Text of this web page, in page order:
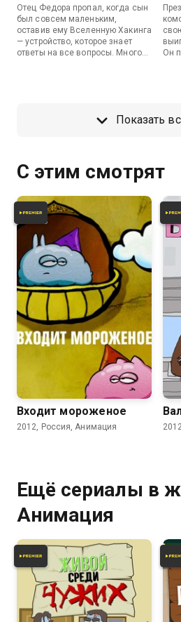
Отец Федора пропал, когда сын
был совсем маленьким,
оставив ему Вселенную Хакинга
— устройство, которое знает
ответы на все вопросы. Много
загадочной организации WG.
Он
Показать
С этим смотрят
7.2
Входит мороженое
2012, Россия, Анимация
Ещё сериалы в
Анимация